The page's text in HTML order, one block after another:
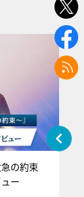
の約束
ュー